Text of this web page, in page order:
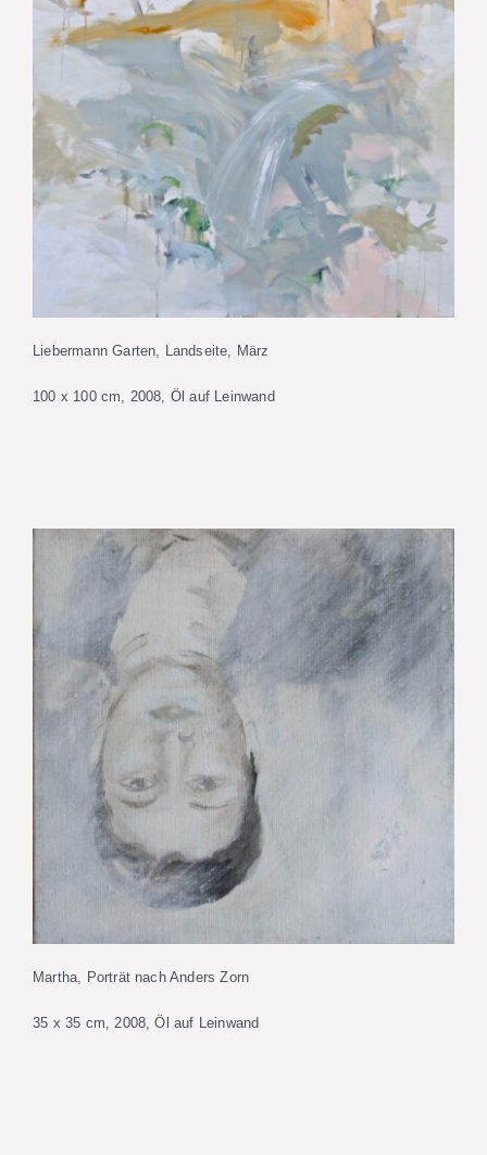
Liebermann Garten, Landseite, März
100 x 100 cm, 2008, Öl auf Leinwand
Martha, Porträt nach Anders Zorn
35 x 35 cm, 2008, Öl auf Leinwand